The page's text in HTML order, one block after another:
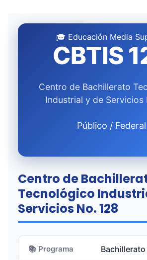
🎓 Educación Media
CBTIS
Centro de Bachillerato
Industrial y de Servicios
Público / Federal
Centro de
Tecnológico
Servicios No. 128
📚 Programa